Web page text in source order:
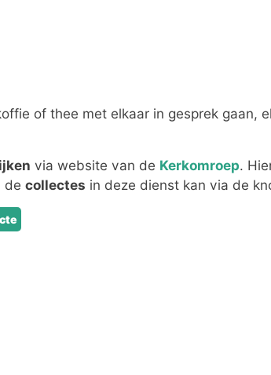
of thee met elkaar in gesprek gaan,
via website van de Kerkomroep.
de collectes in deze dienst kan via de